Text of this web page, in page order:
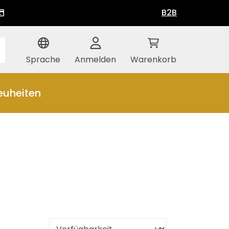
B2B
Sprache Anmelden Warenkorb